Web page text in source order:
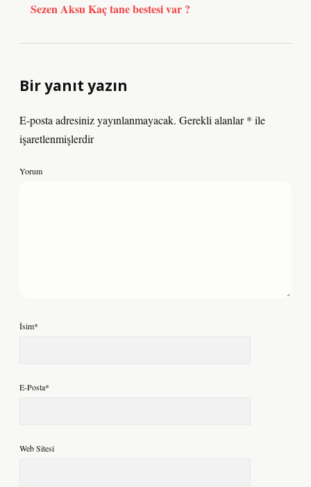
Sezen Aksu Kaç tane bestesi var ?
Bir yanıt yazın
E-posta adresiniz yayınlanmayacak. Gerekli alanlar* ile
işaretlenmişlerdir
Yorum
İsim*
E-Posta*
Web Sitesi